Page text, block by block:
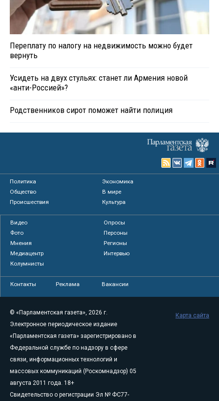
Переплату по налогу на недвижимость можно будет
вернуть
Усидеть на двух стульях: станет ли Армения новой
«анти-Россией»?
Родственников сирот поможет найти полиция
Политика
Экономика
Общество
В мире
Происшествия
Культура
Видео
Опросы
Фото
Персоны
Мнения
Регионы
Медиацентр
Интервью
Колумнисты
Контакты Реклама Вакансии
© «Парламентская газета», 2026 г.
Электронное периодическое издание
«Парламентская газета» зарегистрировано в
Федеральной службе по надзору в сфере
связи, информационных технологий и
массовых коммуникаций (Роскомнадзор) 05
августа 2011 года. 18+
Свидетельство о регистрации Эл № ФС77-
Карта сайта